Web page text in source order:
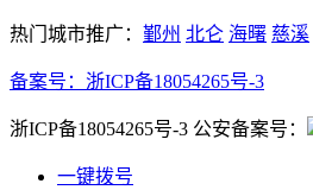
热门城市推广： 鄞州 北仑 海曙 慈溪
备案号： 浙ICP备18054265号-3
浙ICP备18054265号-3 公安备案号：
一键拨号